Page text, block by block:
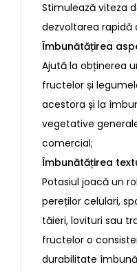
Stimulează viteza
dezvoltarea rapidă
Îmbunătățirea
Ajută la obținerea
fructelor și
acestora și la
vegetative
comercial;
Îmbunătățirea
Potasiul joacă un
pereților celulari,
tăieri, lovituri sau
fructelor o
durabilitate